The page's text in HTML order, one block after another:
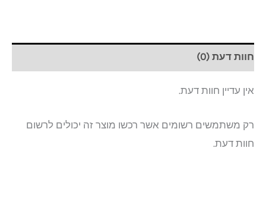
חוות דעת (0)
אין עדיין חוות דעת.
רק משתמשים רשומים אשר רכשו מוצר זה יכולים לרשום
חוות דעת.